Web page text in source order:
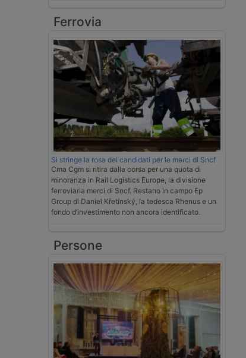
Ferrovia
Si stringe la rosa dei candidati per le merci di Sncf
Cma Cgm si ritira dalla corsa per una quota di
minoranza in Rail Logistics Europe, la divisione
ferroviaria merci di Sncf. Restano in campo Ep
Group di Daniel Křetínský, la tedesca Rhenus e un
fondo d’investimento non ancora identificato.
Persone